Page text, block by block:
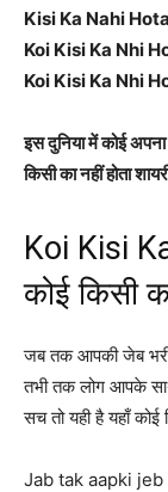
Kisi Ka Nahi
Koi Kisi Ka Nhi
Koi Kisi Ka Nhi
इस दुनिया में कोई अपना
किसी का नहीं होता
Koi Kisi
कोई किसी
जब तक आपकी जेब भरी
तभी तक लोग आपके
सच तो यही है यहाँ कोई
Jab tak aapki